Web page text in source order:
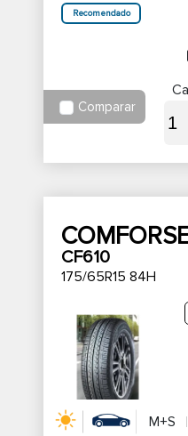
Recomendado
Comparar
CF610
175/65R15 84H
M+S